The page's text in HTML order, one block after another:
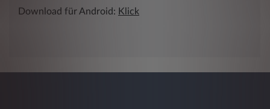
Download für Android: Klick